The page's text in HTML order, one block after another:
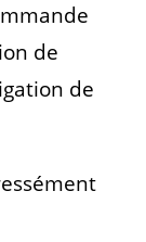
de
de